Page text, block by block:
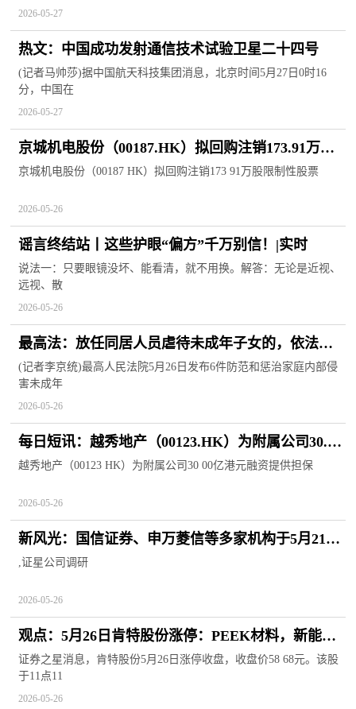
2026-05-27
热文：中国成功发射通信技术试验卫星二十四号
(记者马帅莎)据中国航天科技集团消息，北京时间5月27日0时16
分，中国在
2026-05-27
京城机电股份（00187.HK）拟回购注销173.91万股
限制性股票_焦点精选
京城机电股份（00187 HK）拟回购注销173 91万股限制性股票
2026-05-26
谣言终结站丨这些护眼“偏方”千万别信！|实时
说法一：只要眼镜没坏、能看清，就不用换。解答：无论是近视、
远视、散
2026-05-26
最高法：放任同居人员虐待未成年子女的，依法追
究刑责|热门
(记者李京统)最高人民法院5月26日发布6件防范和惩治家庭内部侵
害未成年
2026-05-26
每日短讯：越秀地产（00123.HK）为附属公司30.00
亿港元融资提供担保
越秀地产（00123 HK）为附属公司30 00亿港元融资提供担保
2026-05-26
新风光：国信证券、申万菱信等多家机构于5月21日
调研我司
,证星公司调研
2026-05-26
观点：5月26日肯特股份涨停：PEEK材料，新能源
汽车，高铁轨交概念热股
证券之星消息，肯特股份5月26日涨停收盘，收盘价58 68元。该股
于11点11
2026-05-26